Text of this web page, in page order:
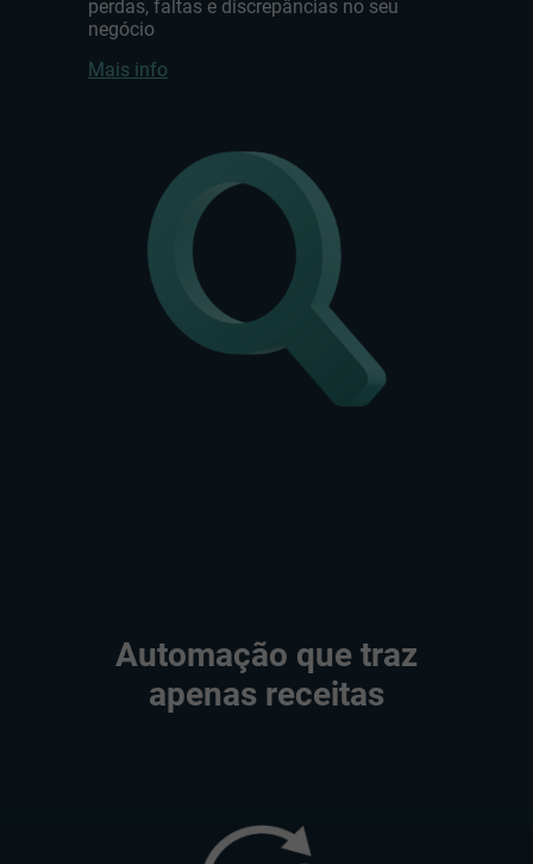
perdas, faltas e discrepâncias no seu
negócio
Mais info
Automação que traz
apenas receitas